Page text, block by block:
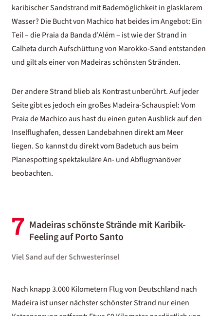
karibischer Sandstrand mit Bademöglichkeit in glasklarem
Wasser? Die Bucht von Machico hat beides im Angebot: Ein
Teil – die Praia da Banda d'Além – ist wie der Strand in
Calheta durch Aufschüttung von Marokko-Sand entstanden
und gilt als einer von Madeiras schönsten Stränden.
Der andere Strand blieb als Kontrast unberührt. Auf jeder
Seite gibt es jedoch ein großes Madeira-Schauspiel: Vom
Praia de Machico aus hast du einen guten Ausblick auf den
Inselflughafen, dessen Landebahnen direkt am Meer
liegen. So kannst du direkt vom Badetuch aus beim
Planespotting spektakuläre An- und Abflugmanöver
beobachten.
7 Madeiras schönste Strände mit Karibik-
Feeling auf Porto Santo
Viel Sand auf der Schwesterinsel
Nach knapp 3.000 Kilometern Flug von Deutschland nach
Madeira ist unser nächster schönster Strand nur einen